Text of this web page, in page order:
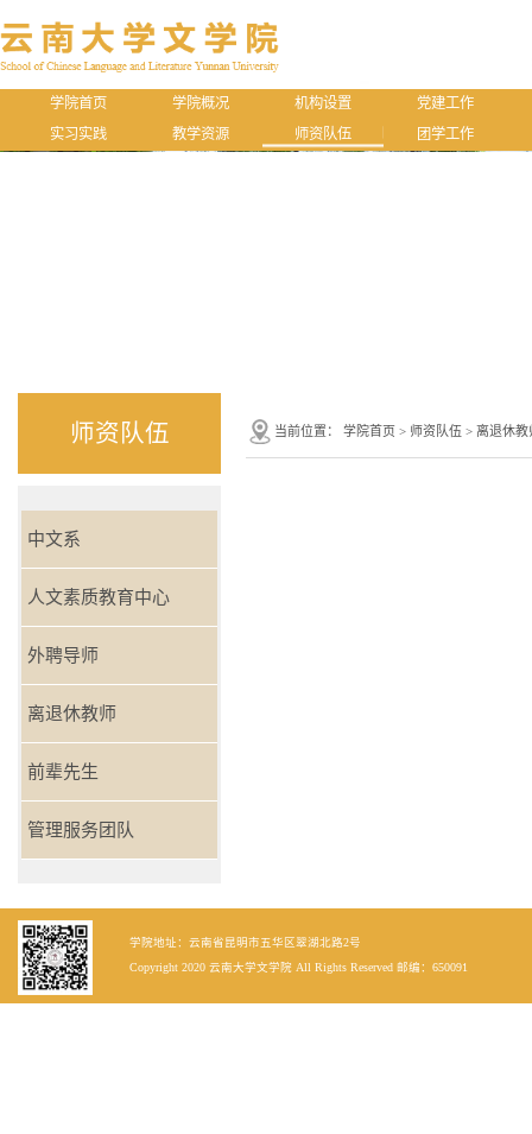
学院首页 学院概况 机构设置
党建工作
实习实践
教学资源 师资队伍 团学工作
师资队伍
中文系
人文素质教育中心
外聘导师
离退休教师
前辈先生
管理服务团队
当前位置：学院首页 > 师资队伍 >离退休教
学院地址：云南省昆明市五华区翠湖北路2号
Copyright 2020 云南大学文学院 All Rights Reserved 邮编：650091